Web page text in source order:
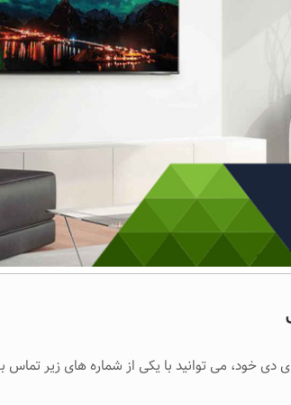
خود، می توانید با یکی از شماره های زیر تماس